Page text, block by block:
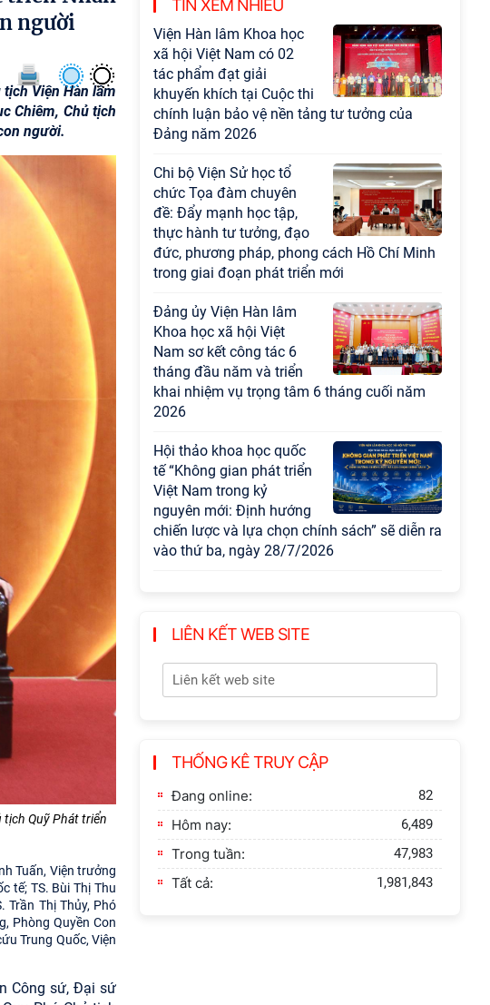
người
Viện Hàn lâm
Chiêm, Chủ tịch
người.
tịch Quỹ Phát triển
Tuấn, Viện trưởng
tế; TS. Bùi Thị Thu
Trần Thị Thủy, Phó
Phòng Quyền Con
Trung Quốc, Viện
Công sứ, Đại sứ
TIN XEM NHIỀU
đạo sự nghiệp xây dựng chủ nghĩa xã hội
Hội nghị Lãnh đạo Viện
Hàn lâm Khoa học xã hội
Việt Nam làm việc với
Ban Chủ nhiệm các
Chương trình khoa học và công nghệ trọng
điểm cấp Bộ
Hội thảo khoa học "Kinh
tế Việt Nam 6 tháng đầu
năm 2026: Thách thức,
động lực và triển vọng
phát triển"
Hội nghị Ban Chỉ đạo về
dữ liệu Viện Hàn lâm
Khoa học xã hội Việt
Nam
Hội thảo quốc tế "Không
gian phát triển Việt Nam
trong kỷ nguyên mới:
Định hướng chiến lược
và lựa chọn chính sách”
Khai quật công trường
khai thác đá xây dựng
Thành Nhà Hồ ở núi An
LIÊN KẾT WEB SITE
THỐNG KÊ TRUY CẬP
Đang online: 82
Hôm nay: 6,489
Trong tuần: 47,983
Tất cả: 1,981,843